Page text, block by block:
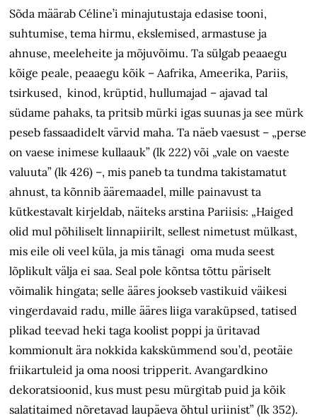
Sõda määrab Céline’i minajutustaja edasise tooni,
suhtumise, tema hirmu, ekslemised, armastuse ja
ahnuse, meeleheite ja mõjuvõimu. Ta sülgab peaaegu
kõige peale, peaaegu kõik – Aafrika, Ameerika, Pariis,
tsirkused, kinod, krüptid, hullumajad – ajavad tal
südame pahaks, ta pritsib mürki igas suunas ja see mürk
peseb fassaadidelt värvid maha. Ta näeb vaesust – „perse
on vaese inimese kullaauk” (lk 222) või „vale on vaeste
valuuta” (lk 426) –, mis paneb ta tundma takistamatut
ahnust, ta kõnnib ääremaadel, mille painavust ta
kütkestavalt kirjeldab, näiteks arstina Pariisis: „Haiged
olid mul põhiliselt linnapiirilt, sellest nimetust mülkast,
mis eile oli veel küla, ja mis tänagi oma muda seest
lõplikult välja ei saa. Seal pole kõntsa tõttu päriselt
võimalik hingata; selle ääres jookseb vastikuid väikesi
vingerdavaid radu, mille ääres liiga varaküpsed, tatised
plikad teevad heki taga koolist poppi ja üritavad
kommionult ära nokkida kakskümmend sou’d, peotäie
friikartuleid ja oma noosi tripperit. Avangardkino
dekoratsioonid, kus must pesu mürgitab puid ja kõik
salatitaimed nõretavad laupäeva õhtul uriinist” (lk 352).